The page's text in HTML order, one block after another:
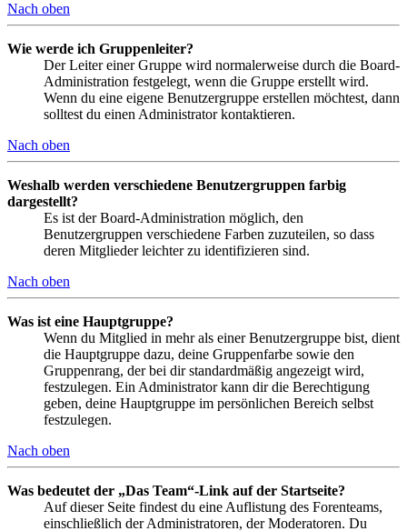
Nach oben
Wie werde ich Gruppenleiter?
Der Leiter einer Gruppe wird normalerweise durch die Board-
Administration festgelegt, wenn die Gruppe erstellt wird.
Wenn du eine eigene Benutzergruppe erstellen möchtest, dann
solltest du einen Administrator kontaktieren.
Nach oben
Weshalb werden verschiedene Benutzergruppen farbig
dargestellt?
Es ist der Board-Administration möglich, den
Benutzergruppen verschiedene Farben zuzuteilen, so dass
deren Mitglieder leichter zu identifizieren sind.
Nach oben
Was ist eine Hauptgruppe?
Wenn du Mitglied in mehr als einer Benutzergruppe bist, dient
die Hauptgruppe dazu, deine Gruppenfarbe sowie den
Gruppenrang, der bei dir standardmäßig angezeigt wird,
festzulegen. Ein Administrator kann dir die Berechtigung
geben, deine Hauptgruppe im persönlichen Bereich selbst
festzulegen.
Nach oben
Was bedeutet der „Das Team“-Link auf der Startseite?
Auf dieser Seite findest du eine Auflistung des Forenteams,
einschließlich der Administratoren, der Moderatoren. Du